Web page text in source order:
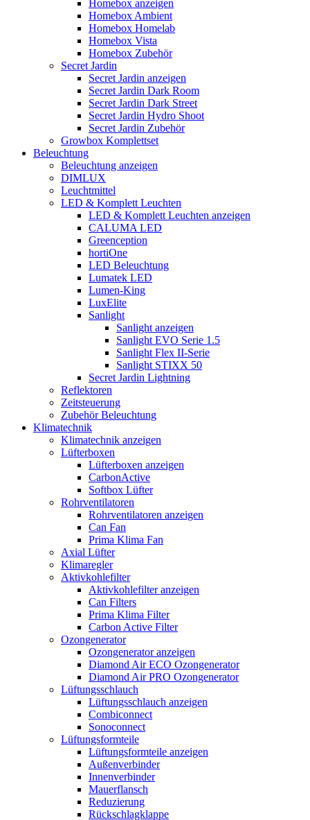
Homebox anzeigen
Homebox Ambient
Homebox Homelab
Homebox Vista
Homebox Zubehör
Secret Jardin
Secret Jardin anzeigen
Secret Jardin Dark Room
Secret Jardin Dark Street
Secret Jardin Hydro Shoot
Secret Jardin Zubehör
Growbox Komplettset
Beleuchtung
Beleuchtung anzeigen
DIMLUX
Leuchtmittel
LED & Komplett Leuchten
LED & Komplett Leuchten anzeigen
CALUMA LED
Greenception
hortiOne
LED Beleuchtung
Lumatek LED
Lumen-King
LuxElite
Sanlight
Sanlight anzeigen
Sanlight EVO Serie 1.5
Sanlight Flex II-Serie
Sanlight STIXX 50
Secret Jardin Lightning
Reflektoren
Zeitsteuerung
Zubehör Beleuchtung
Klimatechnik
Klimatechnik anzeigen
Lüfterboxen
Lüfterboxen anzeigen
CarbonActive
Softbox Lüfter
Rohrventilatoren
Rohrventilatoren anzeigen
Can Fan
Prima Klima Fan
Axial Lüfter
Klimaregler
Aktivkohlefilter
Aktivkohlefilter anzeigen
Can Filters
Prima Klima Filter
Carbon Active Filter
Ozongenerator
Ozongenerator anzeigen
Diamond Air ECO Ozongenerator
Diamond Air PRO Ozongenerator
Lüftungsschlauch
Lüftungsschlauch anzeigen
Combiconnect
Sonoconnect
Lüftungsformteile
Lüftungsformteile anzeigen
Außenverbinder
Innenverbinder
Mauerflansch
Reduzierung
Rückschlagklappe